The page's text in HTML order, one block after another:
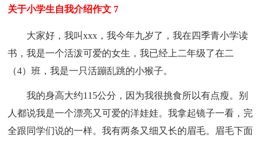
关于小学生自我介绍作文 7
大家好，我叫xxx，我今年九岁了，我在四季青小学读
书，我是一个活泼可爱的女生，我已经上二年级了在二
（4）班，我是一只活蹦乱跳的小猴子。
我的身高大约115公分，因为我很挑食所以有点瘦。别
人都说我是一个漂亮又可爱的洋娃娃。我拿起镜子一看，完
全跟同学们说的一样。我有两条又细又长的眉毛。眉毛下面